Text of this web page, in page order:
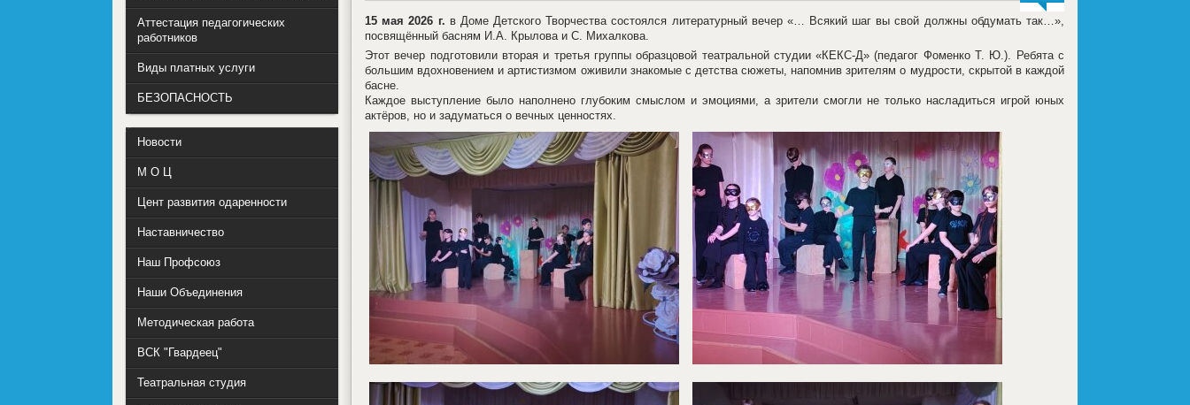
15 мая 2026 г. в Доме Детского Творчества состоялся литературный вечер «… Всякий шаг вы свой должны обдумать так…»,
посвящённый басням И.А. Крылова и С. Михалкова.
Этот вечер подготовили вторая и третья группы образцовой театральной студии «КЕКС-Д» (педагог Фоменко Т. Ю.). Ребята с
большим вдохновением и артистизмом оживили знакомые с детства сюжеты, напомнив зрителям о мудрости, скрытой в каждой
басне.
Каждое выступление было наполнено глубоким смыслом и эмоциями, а зрители смогли не только насладиться игрой юных
актёров, но и задуматься о вечных ценностях.
Аттестация педагогических
работников
Виды платных услуги
БЕЗОПАСНОСТЬ
Новости
М О Ц
Цент развития одаренности
Наставничество
Наш Профсоюз
Наши Объединения
Методическая работа
ВСК "Гвардеец"
Театральная студия